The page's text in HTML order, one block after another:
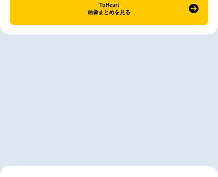
ToHeart
画像まとめを見る